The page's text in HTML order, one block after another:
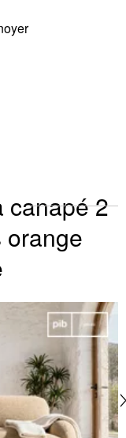
canapé 2
orange